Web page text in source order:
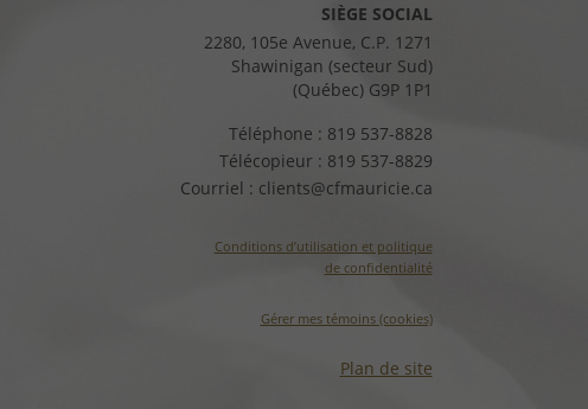
SIÈGE SOCIAL
2280, 105e Avenue, C.P. 1271
Shawinigan (secteur Sud)
(Québec) G9P 1P1
Téléphone : 819 537-8828
Télécopieur : 819 537-8829
Courriel : clients@cfmauricie.ca
Conditions d’utilisation et politique
de confidentialité
Gérer mes témoins (cookies)
Plan de site